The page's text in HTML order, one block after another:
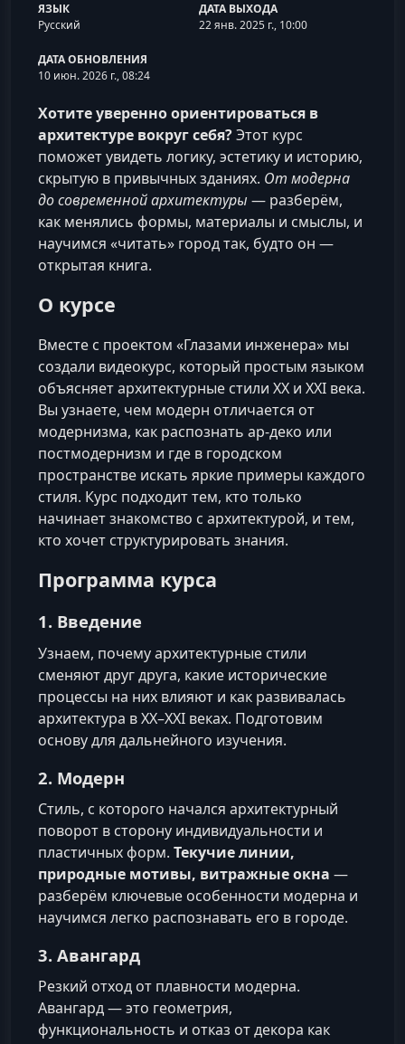
ЯЗЫК
Русский
ДАТА ВЫХОДА
22 янв. 2025 г., 10:00
ДАТА ОБНОВЛЕНИЯ
10 июн. 2026 г., 08:24
Хотите уверенно ориентироваться в
архитектуре вокруг себя?Этот курс
поможет увидеть логику, эстетику и историю,
скрытую в привычных зданиях. От модерна
до современной архитектуры — разберём,
как менялись формы, материалы и смыслы, и
научимся «читать» город так, будто он —
открытая книга.
О курсе
Вместе с проектом «Глазами инженера» мы
создали видеокурс, который простым языком
объясняет архитектурные стили XX и XXI века.
Вы узнаете, чем модерн отличается от
модернизма, как распознать ар-деко или
постмодернизм и где в городском
пространстве искать яркие примеры каждого
стиля. Курс подходит тем, кто только
начинает знакомство с архитектурой, и тем,
кто хочет структурировать знания.
Программа курса
1. Введение
Узнаем, почему архитектурные стили
сменяют друг друга, какие исторические
процессы на них влияют и как развивалась
архитектура в XX–XXI веках. Подготовим
основу для дальнейного изучения.
2. Модерн
Стиль, с которого начался архитектурный
поворот в сторону индивидуальности и
пластичных форм. Текучие линии,
природные мотивы, витражные окна —
разберём ключевые особенности модерна и
научимся легко распознавать его в городе.
3. Авангард
Резкий отход от плавности модерна.
Авангард — это геометрия,
функциональность и отказ от декора как